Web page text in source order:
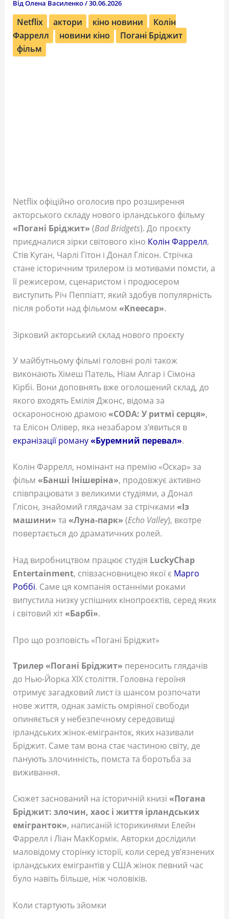
ВідОлена Василенко/30.06.2026
Netflix актори кіно новини
Колін
Фаррелл
новини кіно
Погані Бріджит
фільм
Netflix офіційно оголосив про розширення
акторського складу нового ірландського фільму
«Погані Бріджит» (Bad Bridgets). До проєкту
приєдналися зірки світового кіно Колін Фаррелл,
Стів Куган, Чарлі Гітон і Донал Глісон. Стрічка
стане історичним трилером із мотивами помсти, а
її режисером, сценаристом і продюсером
виступить Річ Пеппіатт, який здобув популярність
після роботи над фільмом «Kneecap».
Зірковий акторський склад нового проєкту
У майбутньому фільмі головні ролі також
виконають Хімеш Патель, Ніам Алгар і Сімона
Кірбі. Вони доповнять вже оголошений склад, до
якого входять Емілія Джонс, відома за
оскароносною драмою«CODA: У ритмі серця»,
та Елісон Олівер, яка незабаром з’явиться в
екранізації роману«Буремний перевал».
Колін Фаррелл, номінант на премію «Оскар» за
фільм «Банші Інішеріна», продовжує активно
співпрацювати з великими студіями, а Донал
Глісон, знайомий глядачам за стрічками «Із
машини» та «Луна-парк» (Echo Valley), вкотре
повертається до драматичних ролей.
Над виробництвом працює студія LuckyChap
Entertainment, співзасновницею якої є Марго
Роббі. Саме ця компанія останніми роками
випустила низку успішних кінопроєктів, серед яких
і світовий хіт«Барбі».
Про що розповість «Погані Бріджит»
Трилер «Погані Бріджит» переносить глядачів
до Нью-Йорка XIX століття. Головна героїня
отримує загадковий лист із шансом розпочати
нове життя, однак замість омріяної свободи
опиняється у небезпечному середовищі
ірландських жінок-емігранток, яких називали
Бріджит. Саме там вона стає частиною світу, де
панують злочинність, помста та боротьба за
виживання.
Сюжет заснований на історичній книзі «Погана
Бріджит: злочин, хаос і життя ірландських
емігранток», написаній історикинями Елейн
Фаррелл і Ліан МакКормік. Авторки дослідили
маловідому сторінку історії, коли серед ув’язнених
ірландських емігрантів у США жінок певний час
було навіть більше, ніж чоловіків.
Коли стартують зйомки